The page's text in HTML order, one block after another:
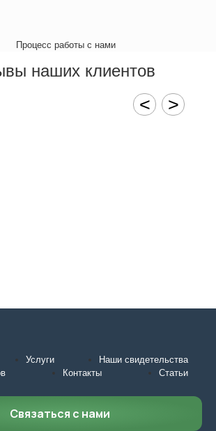
наших клиентов
< >
Услуги
Наши свидетельства
Контакты Статьи
Связаться с нами